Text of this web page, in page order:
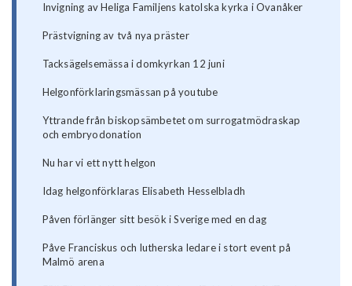
Invigning av Heliga Familjens katolska kyrka i Ovanåker
Prästvigning av två nya präster
Tacksägelsemässa i domkyrkan 12 juni
Helgonförklaringsmässan på youtube
Yttrande från biskopsämbetet om surrogatmödraskap
och embryodonation
Nu har vi ett nytt helgon
Idag helgonförklaras Elisabeth Hesselbladh
Påven förlänger sitt besök i Sverige med en dag
Påve Franciskus och lutherska ledare i stort event på
Malmö arena